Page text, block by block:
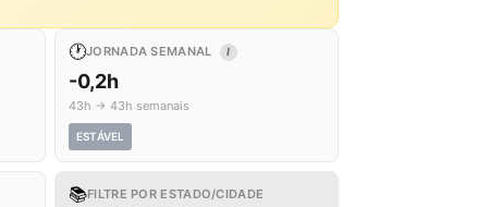
🕐JORNADA SEMANAL I
-0,2h
43h → 43h semanais
ESTÁVEL
📚FILTRE POR ESTADO/CIDADE